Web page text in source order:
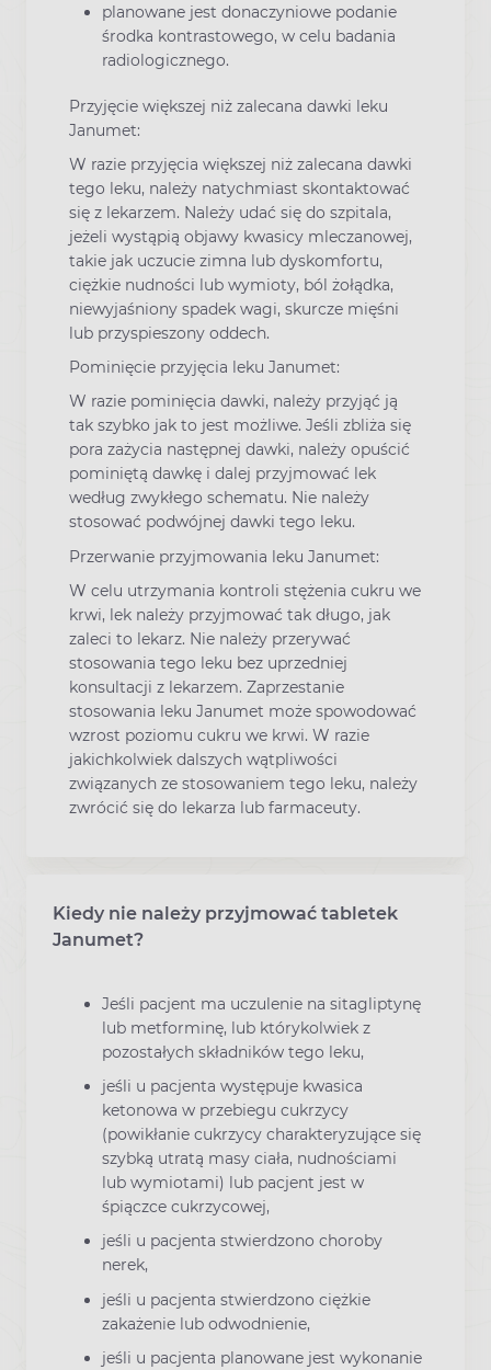
planowane jest donaczyniowe podanie
środka kontrastowego, w celu badania
radiologicznego.
Przyjęcie większej niż zalecana dawki leku
Janumet:
W razie przyjęcia większej niż zalecana dawki
tego leku, należy natychmiast skontaktować
się z lekarzem. Należy udać się do szpitala,
jeżeli wystąpią objawy kwasicy mleczanowej,
takie jak uczucie zimna lub dyskomfortu,
ciężkie nudności lub wymioty, ból żołądka,
niewyjaśniony spadek wagi, skurcze mięśni
lub przyspieszony oddech.
Pominięcie przyjęcia leku Janumet:
W razie pominięcia dawki, należy przyjąć ją
tak szybko jak to jest możliwe. Jeśli zbliża się
pora zażycia następnej dawki, należy opuścić
pominiętą dawkę i dalej przyjmować lek
według zwykłego schematu. Nie należy
stosować podwójnej dawki tego leku.
Przerwanie przyjmowania leku Janumet:
W celu utrzymania kontroli stężenia cukru we
krwi, lek należy przyjmować tak długo, jak
zaleci to lekarz. Nie należy przerywać
stosowania tego leku bez uprzedniej
konsultacji z lekarzem. Zaprzestanie
stosowania leku Janumet może spowodować
wzrost poziomu cukru we krwi. W razie
jakichkolwiek dalszych wątpliwości
związanych ze stosowaniem tego leku, należy
zwrócić się do lekarza lub farmaceuty.
Kiedy nie należy przyjmować tabletek
Janumet?
Jeśli pacjent ma uczulenie na sitagliptynę
lub metforminę, lub którykolwiek z
pozostałych składników tego leku,
jeśli u pacjenta występuje kwasica
ketonowa w przebiegu cukrzycy
(powikłanie cukrzycy charakteryzujące się
szybką utratą masy ciała, nudnościami
lub wymiotami) lub pacjent jest w
śpiączce cukrzycowej,
jeśli u pacjenta stwierdzono choroby
nerek,
jeśli u pacjenta stwierdzono ciężkie
zakażenie lub odwodnienie,
jeśli u pacjenta planowane jest wykonanie